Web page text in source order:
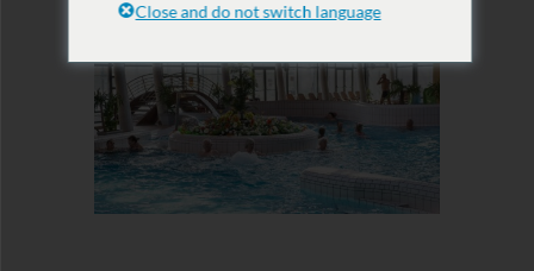
Close and do not switch language